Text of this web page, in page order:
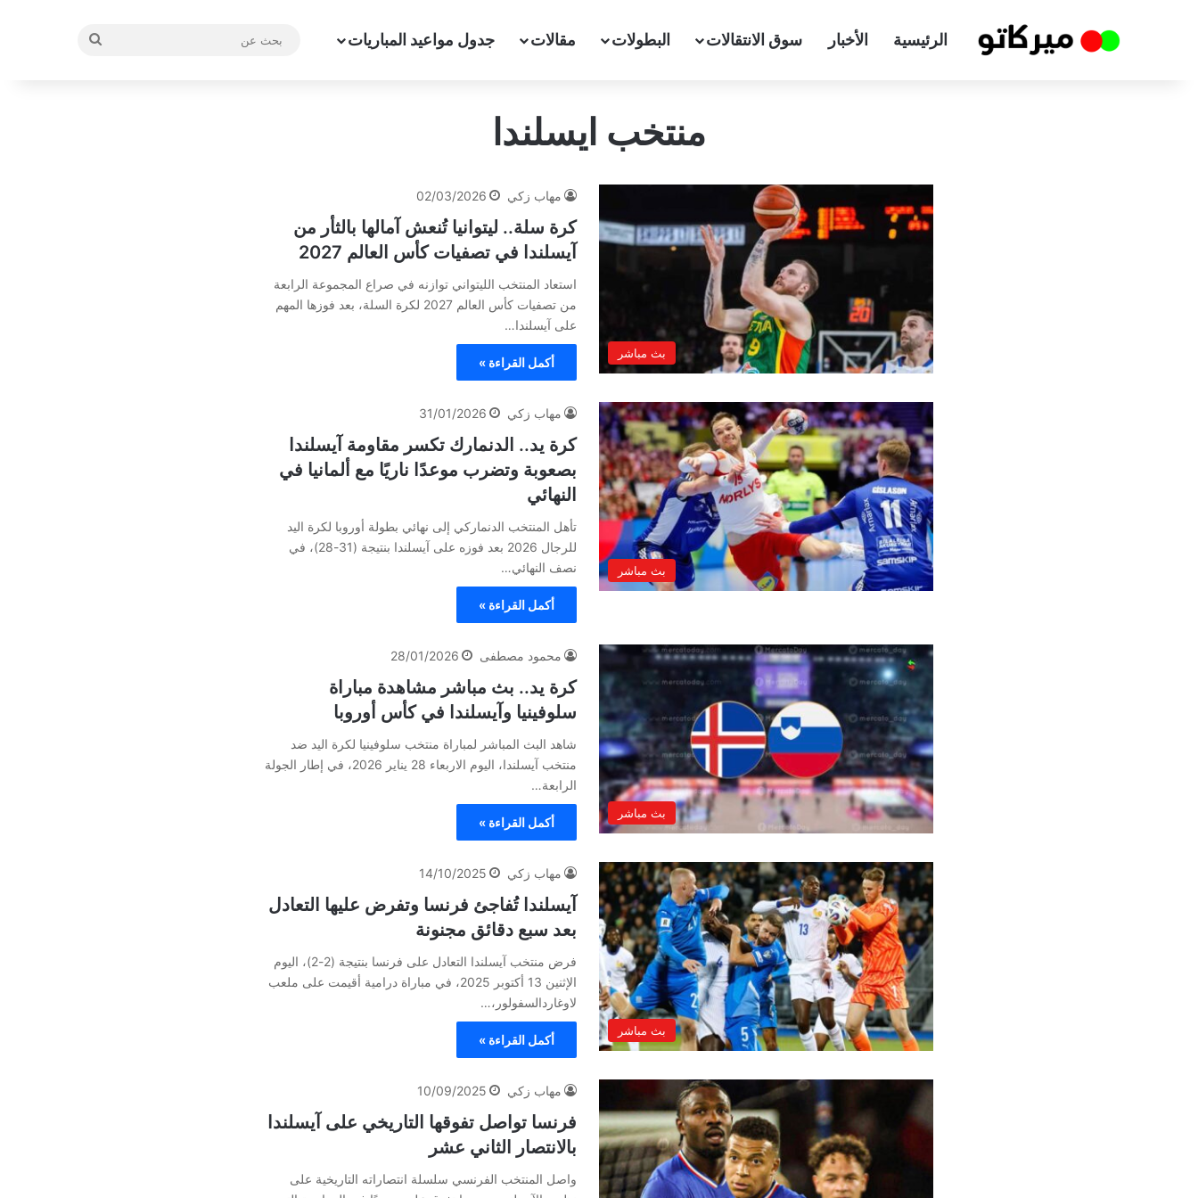
الرئيسية الأخبار سوق الانتقالات البطولات مقالات جدول مواعيد المباريات
منتخب ايسلندا
بث مباشر
مهاب زكي 02/03/2026
كرة سلة.. ليتوانيا تُنعش آمالها بالثأر من
آيسلندا في تصفيات كأس العالم 2027
استعاد المنتخب الليتواني توازنه في صراع المجموعة الرابعة
من تصفيات كأس العالم 2027 لكرة السلة، بعد فوزها المهم
على آيسلندا…
أكمل القراءة »
بث مباشر
مهاب زكي 31/01/2026
كرة يد.. الدنمارك تكسر مقاومة آيسلندا
بصعوبة وتضرب موعدًا ناريًا مع ألمانيا في
النهائي
تأهل المنتخب الدنماركي إلى نهائي بطولة أوروبا لكرة اليد
للرجال 2026 بعد فوزه على آيسلندا بنتيجة (31-28)، في
نصف النهائي…
أكمل القراءة »
بث مباشر
محمود مصطفى 28/01/2026
كرة يد.. بث مباشر مشاهدة مباراة
سلوفينيا وآيسلندا في كأس أوروبا
شاهد البث المباشر لمباراة منتخب سلوفينيا لكرة اليد ضد
منتخب آيسلندا، اليوم الاربعاء 28 يناير 2026، في إطار الجولة
الرابعة…
أكمل القراءة »
بث مباشر
مهاب زكي 14/10/2025
آيسلندا تُفاجئ فرنسا وتفرض عليها التعادل
بعد سبع دقائق مجنونة
فرض منتخب آيسلندا التعادل على فرنسا بنتيجة (2-2)، اليوم
الإثنين 13 أكتوبر 2025، في مباراة درامية أقيمت على ملعب
لاوغاردالسفولور،…
أكمل القراءة »
مهاب زكي 10/09/2025
فرنسا تواصل تفوقها التاريخي على آيسلندا
بالانتصار الثاني عشر
واصل المنتخب الفرنسي سلسلة انتصاراته التاريخية على